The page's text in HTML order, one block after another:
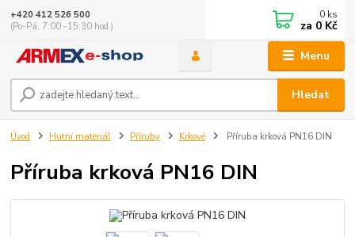
Menu
Hledat
+420 412 526 500
(Po-Pá, 7:00 -15:30 hod.)
0 ks
za 0 Kč
Úvod Hutní materiál Příruby Krkové Příruba krková PN16 DIN
Příruba krková PN16 DIN